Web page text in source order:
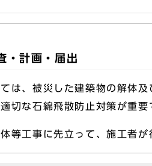
計画・届出
は、被災した建築物の解体及
切な石綿飛散防止対策が重要
等工事に先立って、施工者が